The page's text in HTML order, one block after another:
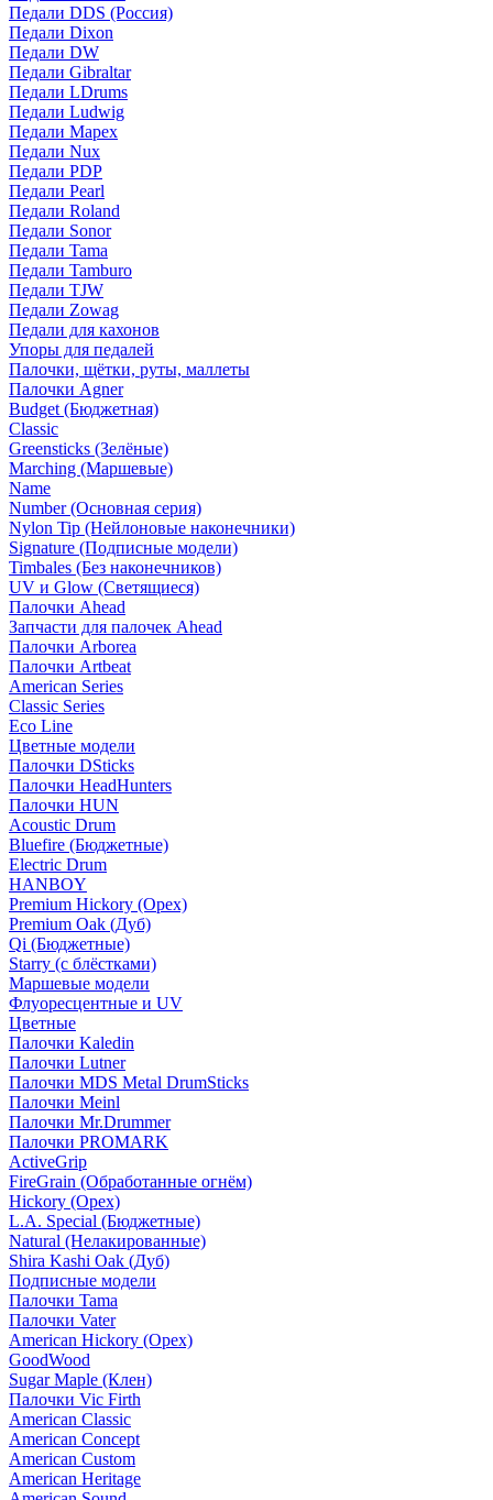
Педали DDS (Россия)
Педали Dixon
Педали DW
Педали Gibraltar
Педали LDrums
Педали Ludwig
Педали Mapex
Педали Nux
Педали PDP
Педали Pearl
Педали Roland
Педали Sonor
Педали Tama
Педали Tamburo
Педали TJW
Педали Zowag
Педали для кахонов
Упоры для педалей
Палочки, щётки, руты, маллеты
Палочки Agner
Budget (Бюджетная)
Classic
Greensticks (Зелёные)
Marching (Маршевые)
Name
Number (Основная серия)
Nylon Tip (Нейлоновые наконечники)
Signature (Подписные модели)
Timbales (Без наконечников)
UV и Glow (Светящиеся)
Палочки Ahead
Запчасти для палочек Ahead
Палочки Arborea
Палочки Artbeat
American Series
Classic Series
Eco Line
Цветные модели
Палочки DSticks
Палочки HeadHunters
Палочки HUN
Acoustic Drum
Bluefire (Бюджетные)
Electric Drum
HANBOY
Premium Hickory (Орех)
Premium Oak (Дуб)
Qi (Бюджетные)
Starry (с блёстками)
Маршевые модели
Флуоресцентные и UV
Цветные
Палочки Kaledin
Палочки Lutner
Палочки MDS Metal DrumSticks
Палочки Meinl
Палочки Mr.Drummer
Палочки PROMARK
ActiveGrip
FireGrain (Обработанные огнём)
Hickory (Орех)
L.A. Special (Бюджетные)
Natural (Нелакированные)
Shira Kashi Oak (Дуб)
Подписные модели
Палочки Tama
Палочки Vater
American Hickory (Орех)
GoodWood
Sugar Maple (Клен)
Палочки Vic Firth
American Classic
American Concept
American Custom
American Heritage